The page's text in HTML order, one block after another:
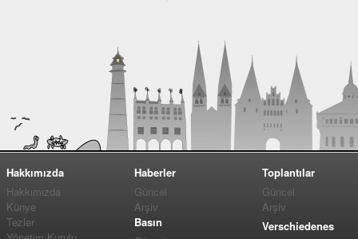
Hakkımızda
Hakkımızda
Künye
Tezler
Haberler
Güncel
Arşiv
Basın
Toplantılar
Güncel
Arşiv
Verschiedenes